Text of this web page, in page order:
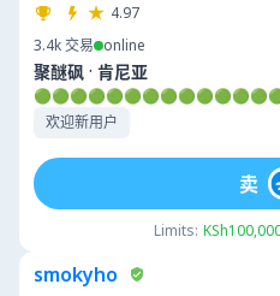
4.97
3.4k交易 online
聚醚砜 · 肯尼亚
欢迎新用户
Limits:
卖
smokyho